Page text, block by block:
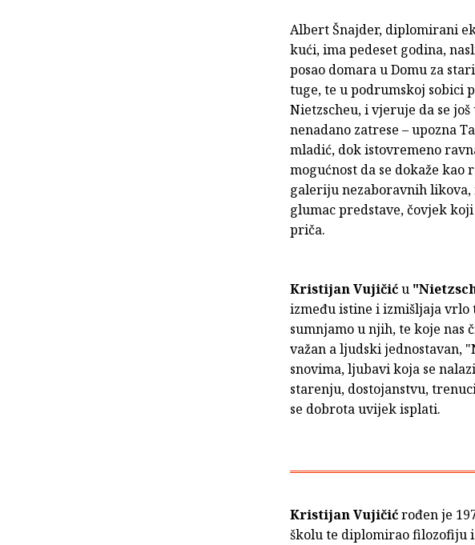
Albert Šnajder, diplomirani
kući, ima pedeset godina,
posao domara u Domu za
tuge, te u podrumskoj sobici
Nietzscheu, i vjeruje da se
nenadano zatrese – upozna
mladić, dok istovremeno
mogućnost da se dokaže
galeriju nezaboravnih likova,
glumac predstave, čovjek
priča.
Kristijan Vujičiću
između istine i izmišljaja vrlo
sumnjamo u njih, te koje nas
važan a ljudski jednostavan,
snovima, ljubavi koja se
starenju, dostojanstvu,
se dobrota uvijek isplati.
Kristijan Vujičićrođen je
školu te diplomirao filozofiju